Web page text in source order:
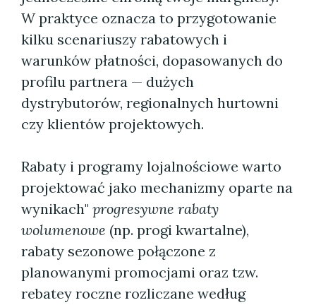
W praktyce oznacza to przygotowanie
kilku scenariuszy rabatowych i
warunków płatności, dopasowanych do
profilu partnera — dużych
dystrybutorów, regionalnych hurtowni
czy klientów projektowych.
Rabaty i programy lojalnościowe warto
projektować jako mechanizmy oparte na
wynikach" progresywne rabaty
wolumenowe (np. progi kwartalne),
rabaty sezonowe połączone z
planowanymi promocjami oraz tzw.
rebatey roczne rozliczane według